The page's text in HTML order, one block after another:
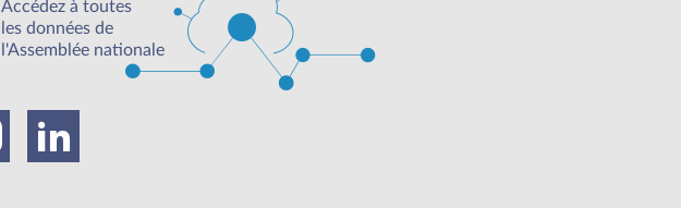
Accédez à toutes
les données de
l'Assemblée nationale